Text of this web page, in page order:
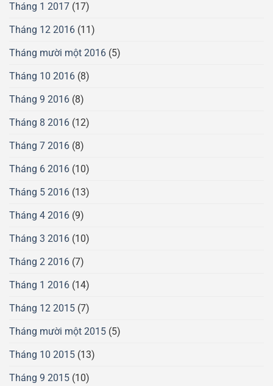
Tháng 1 2017 (17)
Tháng 12 2016 (11)
Tháng mười một 2016 (5)
Tháng 10 2016 (8)
Tháng 9 2016 (8)
Tháng 8 2016 (12)
Tháng 7 2016 (8)
Tháng 6 2016 (10)
Tháng 5 2016 (13)
Tháng 4 2016 (9)
Tháng 3 2016 (10)
Tháng 2 2016 (7)
Tháng 1 2016 (14)
Tháng 12 2015 (7)
Tháng mười một 2015 (5)
Tháng 10 2015 (13)
Tháng 9 2015 (10)